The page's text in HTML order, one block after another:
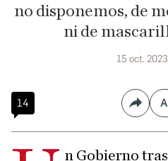
no disponemos, de
ni de
15 oct.
14
n Gobierno